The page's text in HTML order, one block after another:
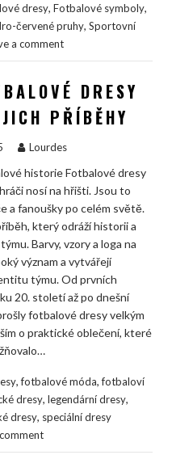
dresy, Fotbalové symboly,
červené pruhy, Sportovní
a comment
DRESY
PŘÍBĚHY
Lourdes
historie Fotbalové dresy
nosí na hřišti. Jsou to
a fanoušky po celém světě.
který odráží historii a
Barvy, vzory a loga na
význam a vytvářejí
týmu. Od prvních
20. století až po dnešní
fotbalové dresy velkým
o praktické oblečení, které
,fotbalové móda,fotbaloví
dresy, legendární dresy,
dresy, speciální dresy